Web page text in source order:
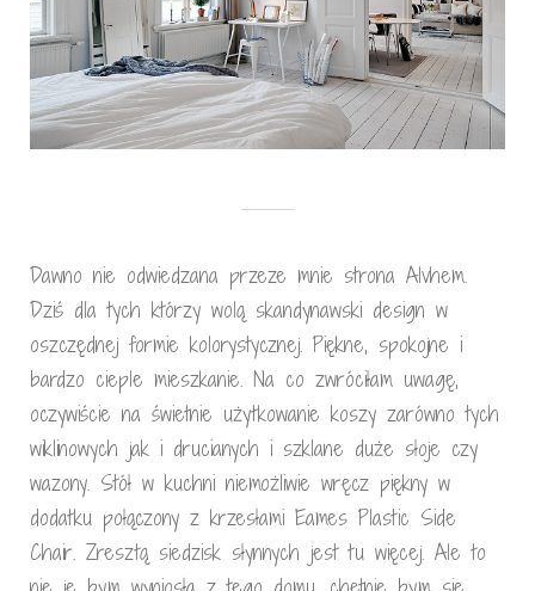
Dawno nie odwiedzana przeze mnie strona Alvhem.
Dziś dla tych którzy wolą skandynawski design w
oszczędnej formie kolorystycznej. Piękne, spokojne i
bardzo cieple mieszkanie. Na co zwróciłam uwagę,
oczywiście na świetnie użytkowanie koszy zarówno tych
wiklinowych jak i drucianych i szklane duże słoje czy
wazony. Stół w kuchni niemożliwie wręcz piękny w
dodatku połączony z krzesłami Eames Plastic Side
Chair. Zresztą siedzisk słynnych jest tu więcej. Ale to